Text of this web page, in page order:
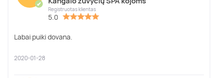
✔
Registruotas klientas
5.0
Labai puiki dovana.
2020-01-28